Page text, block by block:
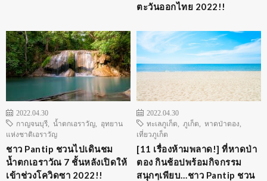
ตะวันออกไทย 2022!!
2022.04.30
กาญจนบุรี
น้ำตกเอราวัญ
อุทยาน
แห่งชาติเอราวัญ
ชาว Pantip ชวนไปเดินชม
น้ำตกเอราวัณ 7 ชั้นหลังเปิดให้
เข้าช่วงโควิดซา 2022!!
2022.04.30
ทะเลภูเก็ต
ภูเก็ต หาดป่าตอง
เที่ยวภูเก็ต
[11 เรื่องห้ามพลาด!] ที่หาดป่า
ตอง กินช้อปพร้อมกิจกรรม
สนุกๆเพียบ…ชาว Pantip ชวน